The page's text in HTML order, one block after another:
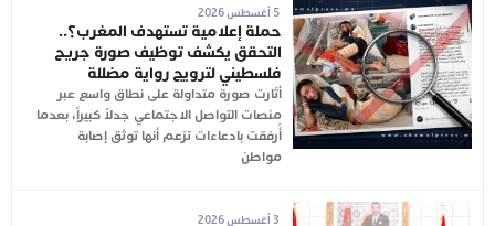
5 أغسطس 2026
حملة إعلامية تستهدف المغرب؟..
التحقق يكشف توظيف صورة جريح
فلسطيني لترويج رواية مضللة
أثارت صورة متداولة على نطاق واسع عبر
منصات التواصل الاجتماعي جدلاً كبيراً، بعدما
أُرفقت بادعاءات تزعم أنها توثق إصابة
مواطن